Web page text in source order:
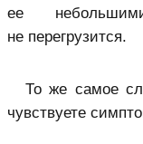
ее
не перегрузится.
То же самое
чувствуете